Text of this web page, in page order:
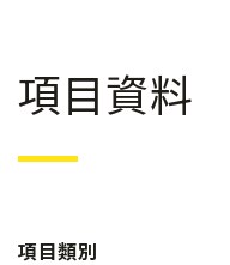
項目資料
項目類別